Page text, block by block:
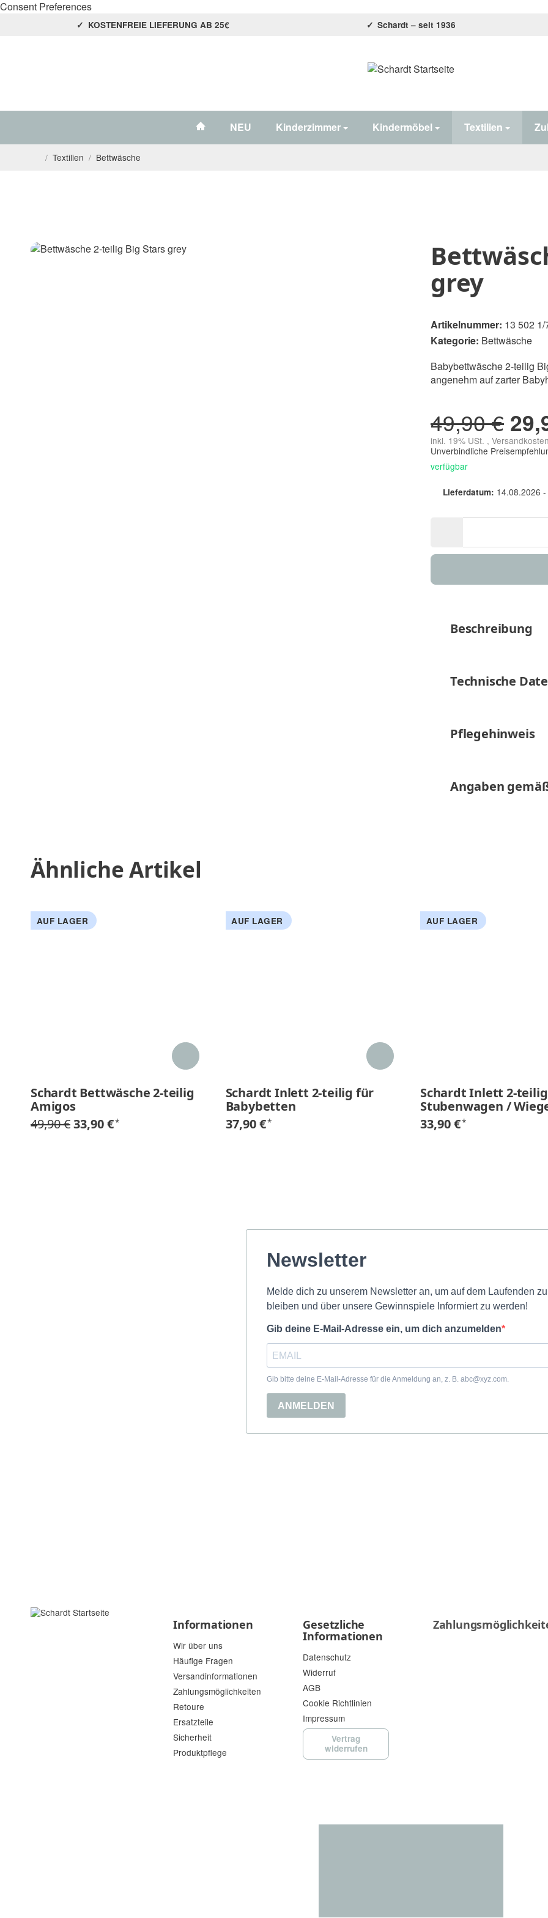
Consent Preferences
KOSTENFREIE LIEFERUNG AB 25€ Schardt – seit 1936
#custom.linkHome#
NEU Kinderzimmer Kindermöbel Textilien
/ Textilien / Bettwäsche
grey
Artikelnummer: 13 502 1/
Kategorie: Bettwäsche
Babybettwäsche 2-teilig
angenehm auf zarter
49,90 €
inkl. 19% USt. ,
Unverbindliche
verfügbar
Lieferdatum: 14.08.2026
Beschreibung
Technische
Pflegehinweis
Angaben gemäß
Ähnliche Artikel
AUF LAGER
Schardt Bettwäsche 2-teilig
Amigos
49,90 €33,90 €*
AUF LAGER
Schardt Inlett 2-teilig für
Babybetten
37,90 €*
AUF LAGER
Schardt Inlett 2-
Stubenwagen /
33,90 €*
Informationen
Wir über uns
Häufige Fragen
Versandinformationen
Zahlungsmöglichkeiten
Retoure
Ersatzteile
Sicherheit
Produktpflege
Gesetzliche
Informationen
Datenschutz
Widerruf
AGB
Cookie Richtlinien
Impressum
Vertrag
widerrufen